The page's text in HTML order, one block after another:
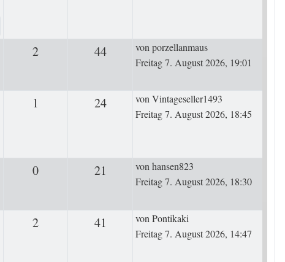
2Antworten 44ZugriffeLetzter Beitrag
vonporzellanmaus
Freitag 7. August 2026, 19:01
1 24ZugriffeLetzter Beitrag
vonVintageseller1493
Freitag 7. August 2026, 18:45
0Antworten 21 ZugriffeLetzter Beitrag
vonhansen823
Freitag 7. August 2026, 18:30
2Antworten 41 ZugriffeLetzter Beitrag
vonPontikaki
Freitag 7. August 2026, 14:47